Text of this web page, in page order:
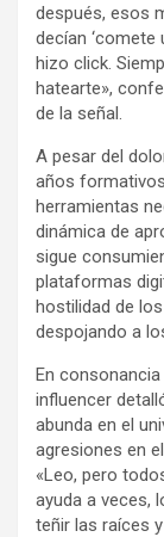
después, esos
decían ‘comete
hizo click.
hatearte»,
de la señal.
A pesar del
años
herramientas
dinámica de
sigue
plataformas
hostilidad de
despojando a
En
influencer
abunda en el
agresiones en
«Leo, pero
ayuda a veces,
teñir las raíces